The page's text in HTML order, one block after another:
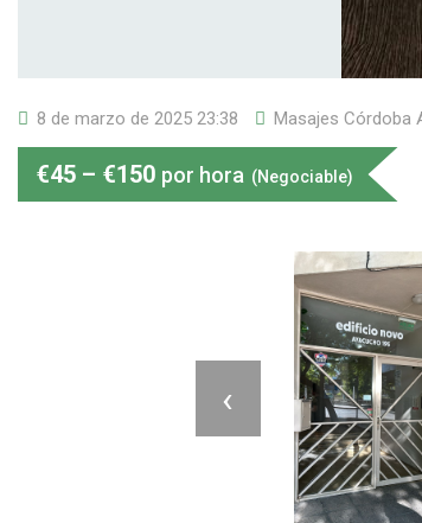
8 de marzo de 2025 23:38 Masajes Córdoba
€45 – €150 por hora (Negociable)
‹